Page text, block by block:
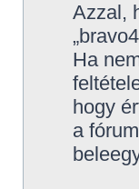
Azzal,
Ha
hogy
a